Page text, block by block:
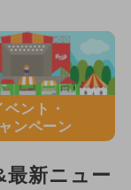
ベント・
ンペーン
新ニュー